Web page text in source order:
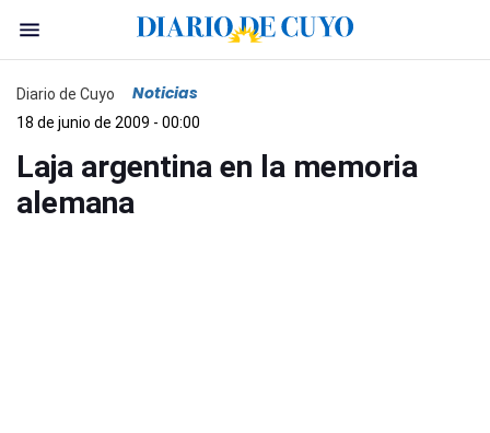
Diario de Cuyo Noticias
18 de junio de 2009 - 00:00
Laja argentina en la memoria
alemana